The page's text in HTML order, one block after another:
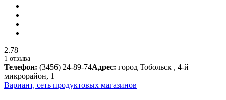
2.78
1 отзыва
Телефон: (3456) 24-89-74Адрес: город Тобольск , 4-й
микрорайон, 1
Вариант, сеть продуктовых магазинов